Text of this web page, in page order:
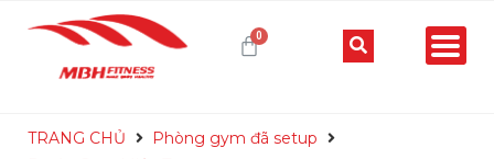
TRANG CHỦ
Phòng gym đã setup